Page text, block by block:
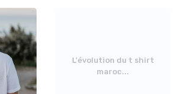
L'évolution du t shirt
maroc...